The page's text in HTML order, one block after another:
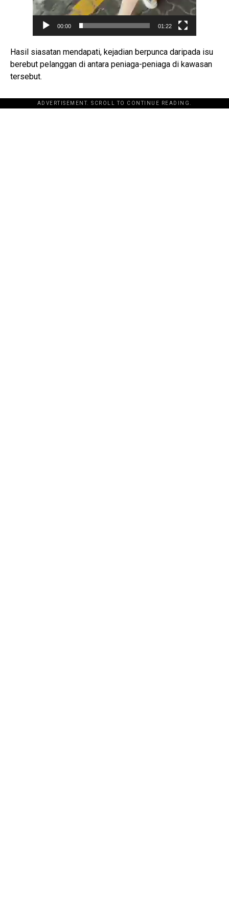
00:00 01:22
Hasil siasatan mendapati, kejadian berpunca daripada isu
berebut pelanggan di antara peniaga-peniaga di kawasan
tersebut.
ADVERTISEMENT. SCROLL TO CONTINUE READING.